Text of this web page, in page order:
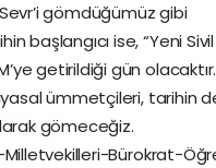
gömdüğümüz gibi
başlangıcı ise, “Yeni Sivil
getirildiği gün olacaktır.
ümmetçileri, tarihin
gömeceğiz.
Milletvekilleri-Bürokrat-